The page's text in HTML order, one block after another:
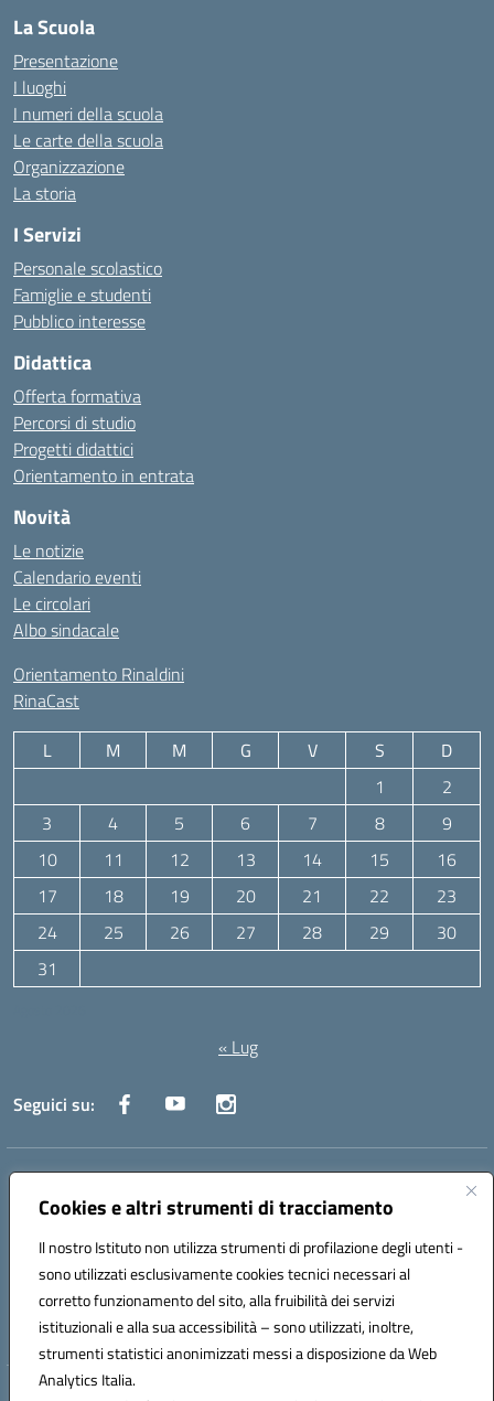
Cookies e altri strumenti di tracciamento
Il nostro Istituto non utilizza strumenti di profilazione degli utenti -
sono utilizzati esclusivamente cookies tecnici necessari al
corretto funzionamento del sito, alla fruibilità dei servizi
istituzionali e alla sua accessibilità – sono utilizzati, inoltre,
strumenti statistici anonimizzati messi a disposizione da Web
Analytics Italia.
La Scuola
Presentazione
I luoghi
I numeri della scuola
Le carte della scuola
Organizzazione
La storia
I Servizi
Personale scolastico
Famiglie e studenti
Pubblico interesse
Didattica
Offerta formativa
Percorsi di studio
Progetti didattici
Orientamento in entrata
Novità
Le notizie
Calendario eventi
Le circolari
Albo sindacale
Orientamento Rinaldini
RinaCast
L M M G V S
D
1
2
3
4 5 6 7 8
9
10
11 12 13 14 15
16
17
18 19 20 21 22
23
24
25 26 27 28 29
30
31
« Lug
Seguici su:
Indirizzo:Via Canale 1, Ancona
Centralino:071 204723 Email:anpc010006@istruzione.it
Codice fiscale: 93020970427
Codice meccanografico:
ANPC010006
Codice unico di fatturazione (CUF): UFBE6V